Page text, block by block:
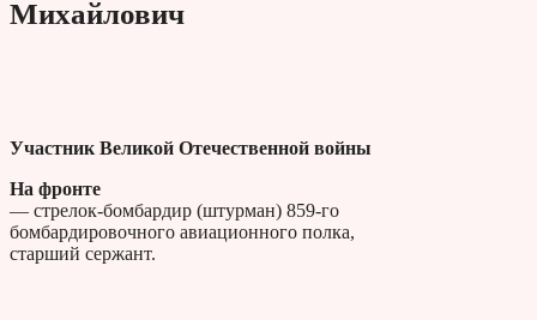
Михайлович
Участник Великой Отечественной войны
На фронте
— стрелок-бомбардир (штурман) 859-го
бомбардировочного авиационного полка,
старший сержант.